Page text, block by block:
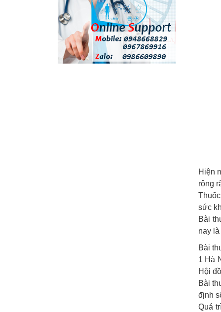
Hiện
rộng
sức
Bài
nay
Bài
1 Hà
Hội
Bài
định
Quá